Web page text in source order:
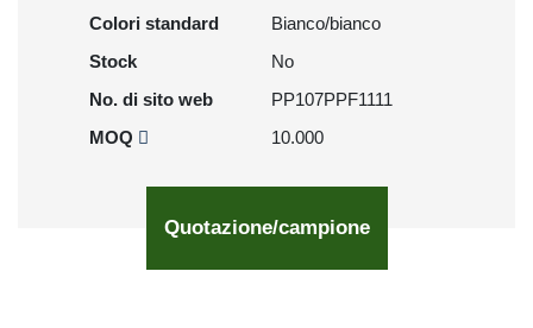
Colori standard
Bianco/bianco
Stock
No
No. di sito web
PP107PPF1111
MOQ
10.000
Quotazione/campione